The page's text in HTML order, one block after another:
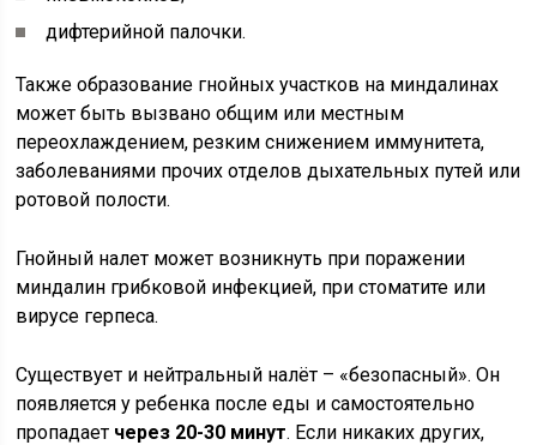
дифтерийной палочки.
Также образование гнойных участков на миндалинах
может быть вызвано общим или местным
переохлаждением, резким снижением иммунитета,
заболеваниями прочих отделов дыхательных путей или
ротовой полости.
Гнойный налет может возникнуть при поражении
миндалин грибковой инфекцией, при стоматите или
вирусе герпеса.
Существует и нейтральный налёт – «безопасный». Он
появляется у ребенка после еды и самостоятельно
пропадает через 20-30 минут. Если никаких других,